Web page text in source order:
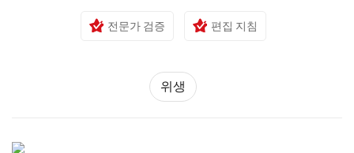
전문가 검증 편집 지침
위생